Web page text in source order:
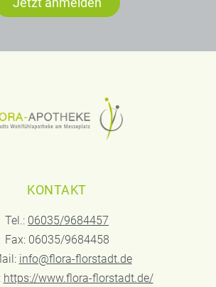
KONTAKT
Tel.: 06035/9684457
Fax: 06035/9684458
info@flora-florstadt.de
https://www.flora-florstadt.de/